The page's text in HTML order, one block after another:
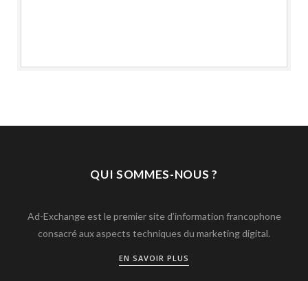
QUI SOMMES-NOUS ?
Ad-Exchange est le premier site d’information francophone
consacré aux aspects techniques du marketing digital.
EN SAVOIR PLUS